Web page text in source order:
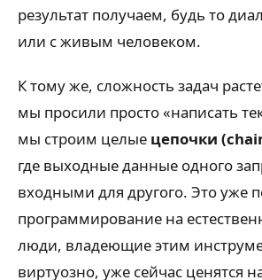
результат получаем, будь то
или с живым человеком.
К тому же, сложность задач
мы просили просто «написать
мы строим целые цепочки
где выходные данные одного
входными для другого. Это уже
программирование на
люди, владеющие этим
виртуозно, уже сейчас ценятся